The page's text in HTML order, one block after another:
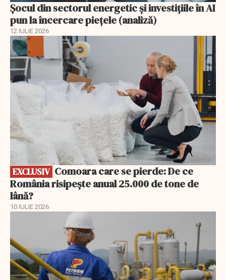
Șocul din sectorul energetic și investițiile în AI
pun la încercare piețele (analiză)
12 IULIE 2026
EXCLUSIV
EXCLUSIV
România risipește anual 25.000 de tone de
lână?
10 IULIE 2026